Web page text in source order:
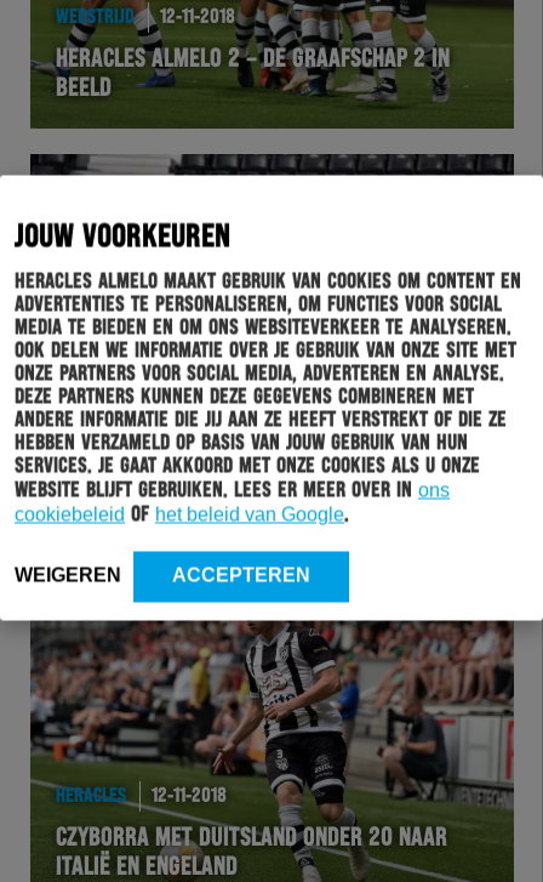
JOUW VOORKEUREN
Heracles Almelo maakt gebruik van cookies om content en
advertenties te personaliseren, om functies voor social
media te bieden en om ons websiteverkeer te analyseren.
Ook delen we informatie over je gebruik van onze site met
onze partners voor social media, adverteren en analyse.
Deze partners kunnen deze gegevens combineren met
andere informatie die jij aan ze heeft verstrekt of die ze
hebben verzameld op basis van jouw gebruik van hun
services. Je gaat akkoord met onze cookies als u onze
website blijft gebruiken. Lees er meer over in ons
cookiebeleid of het beleid van Google.
WEIGEREN ACCEPTEREN
WEDSTRIJD 12-11-2018
HERACLES ALMELO 2 – DE GRAAFSCHAP 2 IN
BEELD
HERACLES 12-11-2018
HERACLES ALMELO NIET OP TRAININGSKAMP
HERACLES 12-11-2018
CZYBORRA MET DUITSLAND ONDER 20 NAAR
ITALIË EN ENGELAND